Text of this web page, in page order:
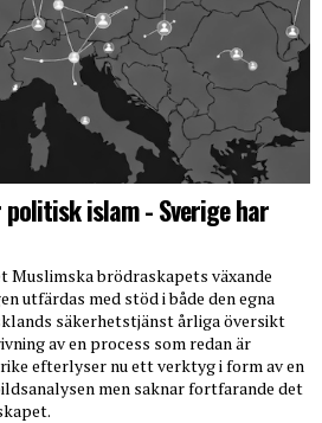
islam - Sverige har
Muslimska brödraskapets växande
utfärdas med stöd i både den egna
säkerhetstjänst årliga översikt
av en process som redan är
efterlyser nu ett verktyg i form av en
men saknar fortfarande det